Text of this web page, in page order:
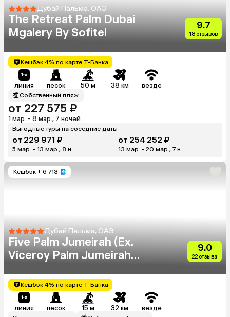
Дубай Пальма, ОАЭ
The Retreat Palm Dubai
Mgalery By Sofitel
9.7
18 отзывов
Кешбэк 4% по карте Т-Банка
линия песок 50 м 38 км везде
Собственный пляж
от 227 575 ₽
1 мар. - 8 мар., 7 ночей
Выгодные туры на соседние даты
от 229 971 ₽
5 мар. - 13 мар., 8 н.
от 254 252 ₽
13 мар. - 20 мар., 7 н.
Кешбэк + 6 713
Дубай Пальма, ОАЭ
Five Palm Jumeirah (Ex.
Viceroy Palm Jumeirah
9.0
22 отзыва
Кешбэк 4% по карте Т-Банка
линия песок 15 м 32 км везде